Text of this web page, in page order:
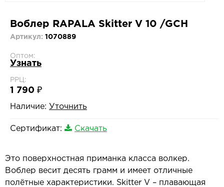
Воблер RAPALA Skitter V 10 /GCH
Артикул: 1070889
Оптом:
Узнать
РРЦ:
1 790 ₽
Наличие: Уточнить
Сертификат: Скачать
Это поверхностная приманка класса волкер.
Воблер весит десять грамм и имеет отличные
полётные характеристики. Skitter V – плавающая